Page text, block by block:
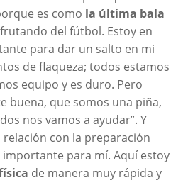
es como la última bala
del fútbol. Estoy en
para dar un salto en mi
de flaqueza; todos estamos
equipo y es duro. Pero
buena, que somos una piña,
nos vamos a ayudar”. Y
con la preparación
importante para mí. Aquí estoy
de manera muy rápida y